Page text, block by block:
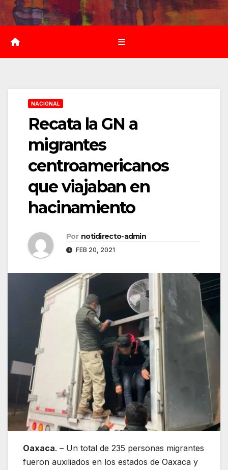
Saltar
al
contenido
NACIONAL
Recata la GN a
migrantes
centroamericanos
que viajaban en
hacinamiento
Por notidirecto-admin
FEB 20, 2021
Oaxaca. – Un total de 235 personas migrantes
fueron auxiliados en los estados de Oaxaca y